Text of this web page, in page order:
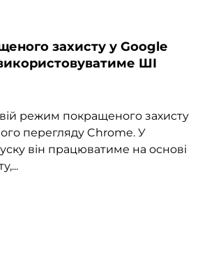
захисту у Google
ШІ
режим покращеного захисту
перегляду Chrome. У
він працюватиме на основі